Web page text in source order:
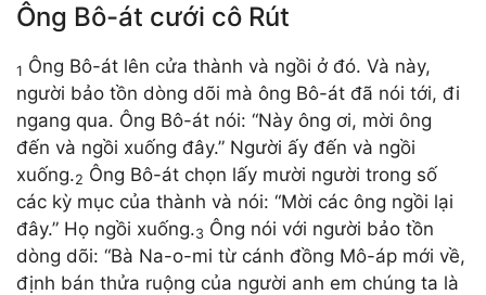
Ông Bô-át cưới cô Rút
1 Ông Bô-át lên cửa thành và ngồi ở đó. Và này,
người bảo tồn dòng dõi mà ông Bô-át đã nói tới, đi
ngang qua. Ông Bô-át nói: “Này ông ơi, mời ông
đến và ngồi xuống đây.” Người ấy đến và ngồi
xuống.2 Ông Bô-át chọn lấy mười người trong số
các kỳ mục của thành và nói: “Mời các ông ngồi lại
đây.” Họ ngồi xuống.3 Ông nói với người bảo tồn
dòng dõi: “Bà Na-o-mi từ cánh đồng Mô-áp mới về,
định bán thửa ruộng của người anh em chúng ta là